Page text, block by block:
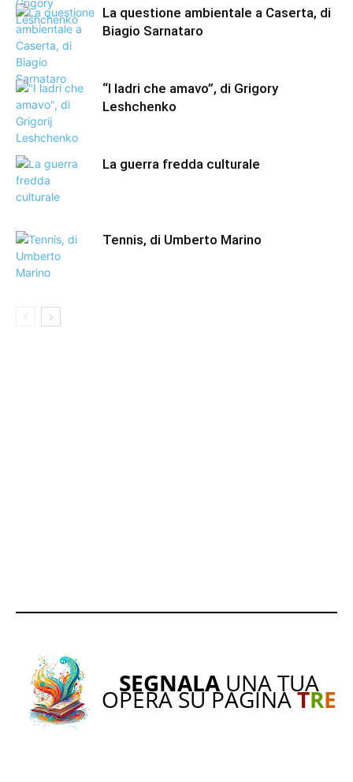
La questione ambientale a Caserta, di
Biagio Sarnataro
“I ladri che amavo”, di Grigory
Leshchenko
La guerra fredda culturale
Tennis, di Umberto Marino
SEGNALAUNA TUA
OPERA SU PAGINATRE